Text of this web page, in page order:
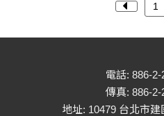
1
電話: 886-2-
傳真: 886-2-
地址: 10479 台北市